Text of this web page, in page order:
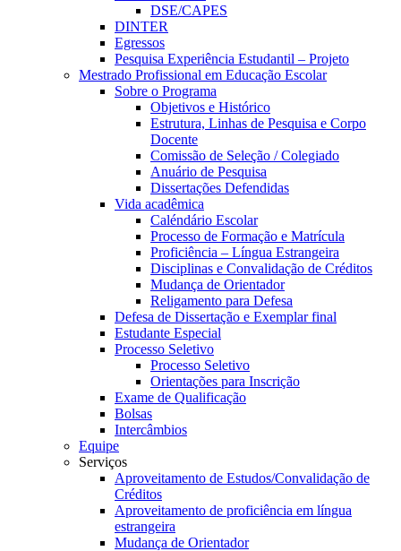
DSE/CAPES
DINTER
Egressos
Pesquisa Experiência Estudantil – Projeto
Mestrado Profissional em Educação Escolar
Sobre o Programa
Objetivos e Histórico
Estrutura, Linhas de Pesquisa e Corpo
Docente
Comissão de Seleção / Colegiado
Anuário de Pesquisa
Dissertações Defendidas
Vida acadêmica
Caléndário Escolar
Processo de Formação e Matrícula
Proficiência – Língua Estrangeira
Disciplinas e Convalidação de Créditos
Mudança de Orientador
Religamento para Defesa
Defesa de Dissertação e Exemplar final
Estudante Especial
Processo Seletivo
Processo Seletivo
Orientações para Inscrição
Exame de Qualificação
Bolsas
Intercâmbios
Equipe
Serviços
Aproveitamento de Estudos/Convalidação de
Créditos
Aproveitamento de proficiência em língua
estrangeira
Mudança de Orientador